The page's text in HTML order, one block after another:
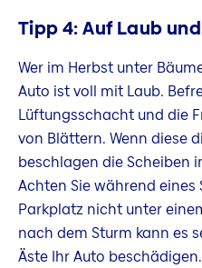
Tipp 4: Auf Laub
Wer im Herbst unter
Auto ist voll mit Laub.
Lüftungsschacht und die
von Blättern. Wenn diese
beschlagen die Scheiben
Achten Sie während
Parkplatz nicht unter
nach dem Sturm kann es
Äste Ihr Auto beschädigen.